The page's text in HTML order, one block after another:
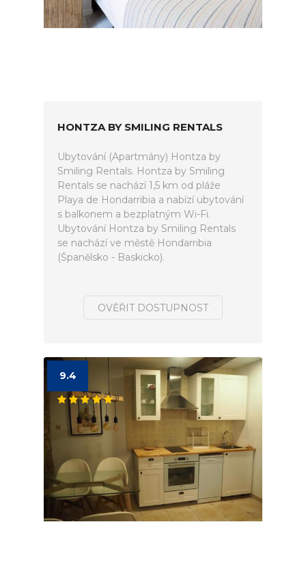
HONTZA BY SMILING RENTALS
Ubytování (Apartmány) Hontza by
Smiling Rentals. Hontza by Smiling
Rentals se nachází 1,5 km od pláže
Playa de Hondarribia a nabízí ubytování
s balkonem a bezplatným Wi-Fi.
Ubytování Hontza by Smiling Rentals
se nachází ve městě Hondarribia
(Španělsko - Baskicko).
OVĚŘIT DOSTUPNOST
9.4